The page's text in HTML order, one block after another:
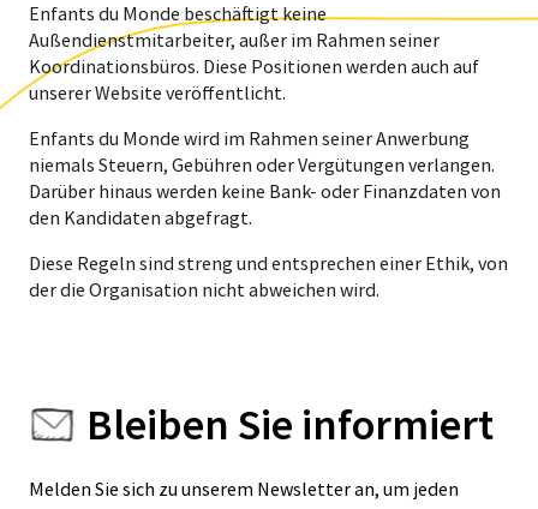
Enfants du Monde beschäftigt keine
Außendienstmitarbeiter, außer im Rahmen seiner
Koordinationsbüros. Diese Positionen werden auch auf
unserer Website veröffentlicht.
Enfants du Monde wird im Rahmen seiner Anwerbung
niemals Steuern, Gebühren oder Vergütungen verlangen.
Darüber hinaus werden keine Bank- oder Finanzdaten von
den Kandidaten abgefragt.
Diese Regeln sind streng und entsprechen einer Ethik, von
der die Organisation nicht abweichen wird.
Bleiben Sie informiert
Melden Sie sich zu unserem Newsletter an, um jeden